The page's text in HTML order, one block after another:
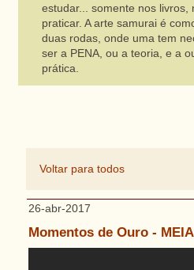
estudar... somente nos livros,
praticar. A arte samurai é
duas rodas, onde uma tem
ser a PENA, ou a teoria, e a
prática.
Voltar para todos
26-abr-2017
Momentos de Ouro -